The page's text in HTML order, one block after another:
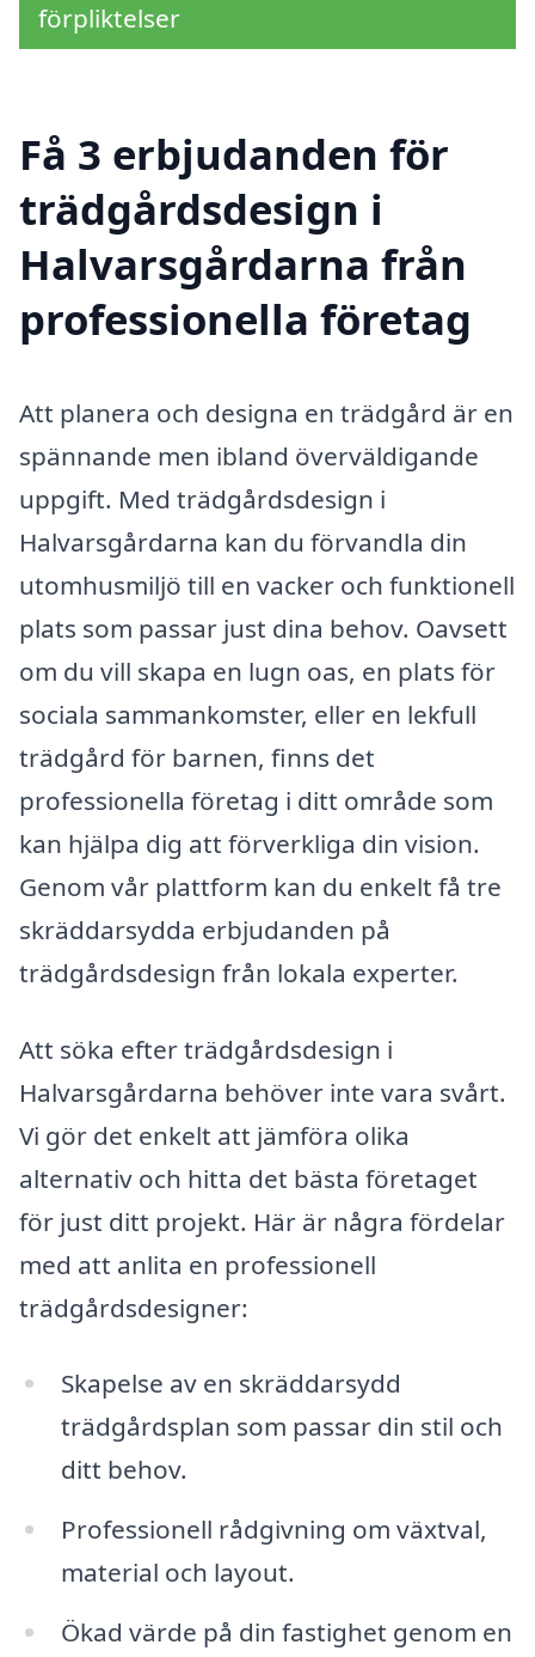
förpliktelser
Få 3 erbjudanden för
trädgårdsdesign i
Halvarsgårdarna från
professionella företag
Att planera och designa en trädgård är en
spännande men ibland överväldigande
uppgift. Med trädgårdsdesign i
Halvarsgårdarna kan du förvandla din
utomhusmiljö till en vacker och funktionell
plats som passar just dina behov. Oavsett
om du vill skapa en lugn oas, en plats för
sociala sammankomster, eller en lekfull
trädgård för barnen, finns det
professionella företag i ditt område som
kan hjälpa dig att förverkliga din vision.
Genom vår plattform kan du enkelt få tre
skräddarsydda erbjudanden på
trädgårdsdesign från lokala experter.
Att söka efter trädgårdsdesign i
Halvarsgårdarna behöver inte vara svårt.
Vi gör det enkelt att jämföra olika
alternativ och hitta det bästa företaget
för just ditt projekt. Här är några fördelar
med att anlita en professionell
trädgårdsdesigner:
Skapelse av en skräddarsydd
trädgårdsplan som passar din stil och
ditt behov.
Professionell rådgivning om växtval,
material och layout.
Ökad värde på din fastighet genom en